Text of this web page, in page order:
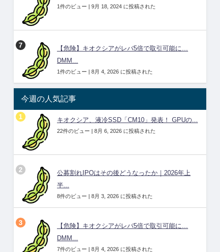
1件のビュー | 9月 18, 2024 に投稿された
【危険】キオクシアがレバ5倍で取引可能に…
DMM...
1件のビュー | 8月 4, 2026 に投稿された
今週の人気記事
キオクシア、液冷SSD「CM10」発表！ GPUの...
22件のビュー | 8月 6, 2026 に投稿された
公募割れIPOはその後どうなったか｜2026年上
半...
8件のビュー | 8月 3, 2026 に投稿された
【危険】キオクシアがレバ5倍で取引可能に…
DMM...
7件のビュー | 8月 4, 2026 に投稿された